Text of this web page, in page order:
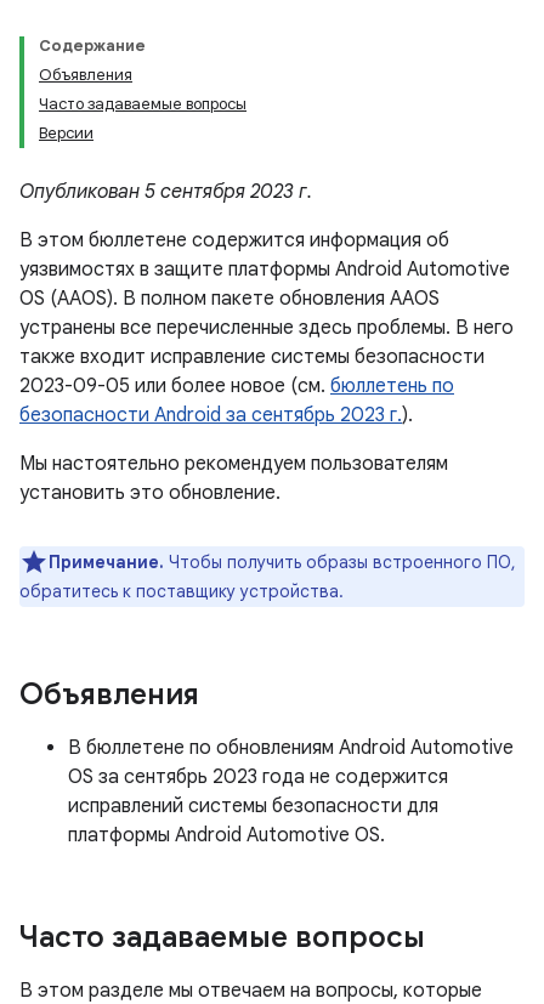
Содержание
Объявления
Часто задаваемые вопросы
Версии
Опубликован 5 сентября 2023 г.
В этом бюллетене содержится информация об
уязвимостях в защите платформы Android Automotive
OS (AAOS). В полном пакете обновления AAOS
устранены все перечисленные здесь проблемы. В него
также входит исправление системы безопасности
2023-09-05 или более новое (см. бюллетень по
безопасности Android за сентябрь 2023 г.).
Мы настоятельно рекомендуем пользователям
установить это обновление.
Примечание. Чтобы получить образы встроенного ПО,
обратитесь к поставщику устройства.
Объявления
В бюллетене по обновлениям Android Automotive
OS за сентябрь 2023 года не содержится
исправлений системы безопасности для
платформы Android Automotive OS.
Часто задаваемые вопросы
В этом разделе мы отвечаем на вопросы, которые